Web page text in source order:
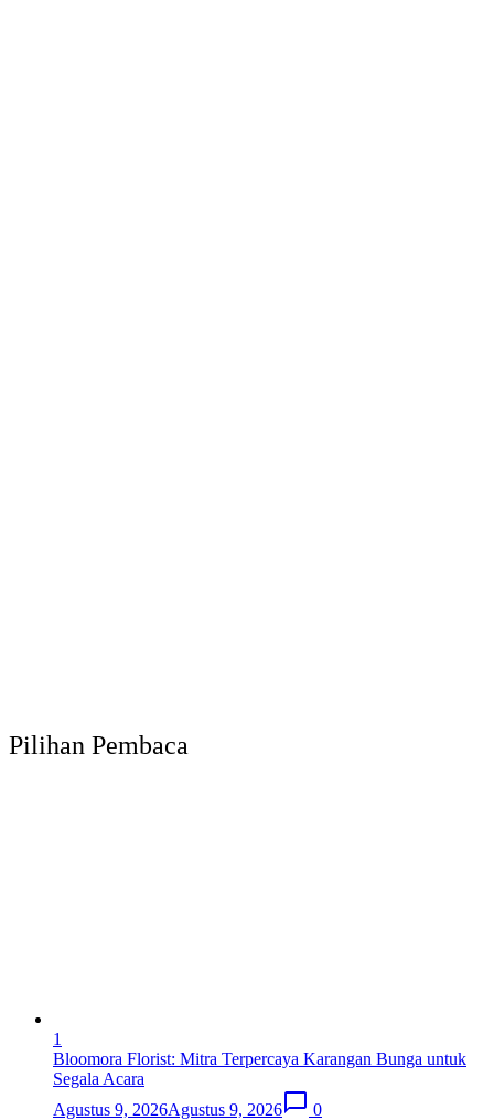
Pilihan Pembaca
1
Bloomora Florist: Mitra Terpercaya Karangan Bunga untuk
Segala Acara
Agustus 9, 2026Agustus 9, 2026
0